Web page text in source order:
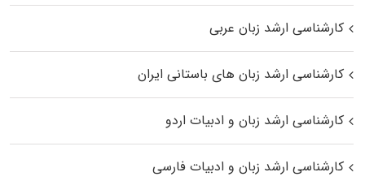
کارشناسی ارشد زبان عربی
کارشناسی ارشد زبان‌ های باستانی ایران
کارشناسی ارشد زبان و ادبیات اردو
کارشناسی ارشد زبان و ادبیات فارسی